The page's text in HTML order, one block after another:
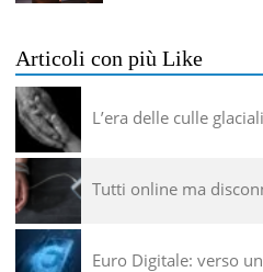
Articoli con più Like
L’era delle culle glaciali
Tutti online ma
Euro Digitale: verso